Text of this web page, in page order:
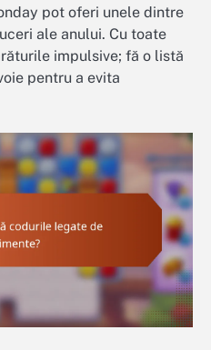
pot oferi unele dintre
ale anului. Cu toate
impulsive; fă o listă
pentru a evita